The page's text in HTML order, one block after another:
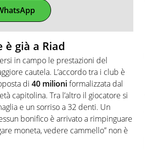
già a Riad
in campo le prestazioni del
cautela. L’accordo tra i club è
di 40 milioniformalizzata dal
capitolina. Tra l’altro il giocatore si
e un sorriso a 32 denti. Un
bonifico è arrivato a rimpinguare
moneta, vedere cammello” non è